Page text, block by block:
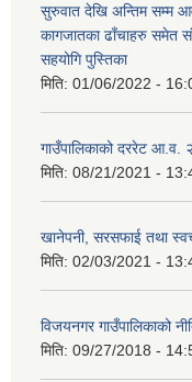
सुरुवात देखि अन्तिम सम्म
कागजातका ढाँचाहरु समेत
सहयोगि पुस्तिका
मिति: 01/06/2022 -
गाउँपालिकाको दररेट आ.व.
मिति: 08/21/2021 -
खानेपनी, सरसफाई तथा
मिति: 02/03/2021 -
विजयनगर गाउँपालिकाको
मिति: 09/27/2018 -